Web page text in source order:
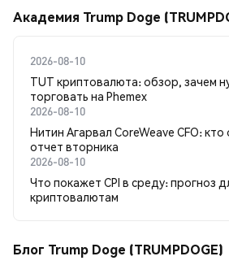
Академия Trump Doge
2026-08-10
TUT криптовалюта: обзор, зачем
торговать на Phemex
2026-08-10
Нитин Агарвал CoreWeave CFO: кто
отчет вторника
2026-08-10
Что покажет CPI в среду: прогноз
криптовалютам
Блог Trump Doge (TRUMPDOGE)